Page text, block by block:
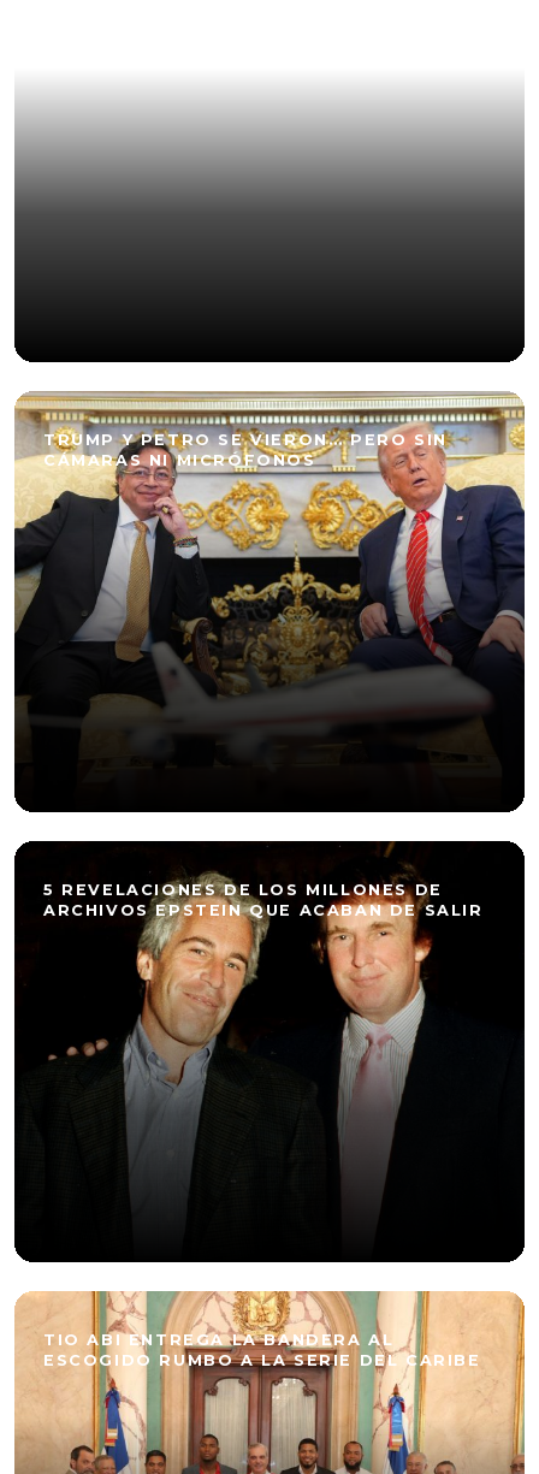
TRUMP Y PETRO SE VIERON… PERO SIN
CÁMARAS NI MICRÓFONOS
5 REVELACIONES DE LOS MILLONES DE
ARCHIVOS EPSTEIN QUE ACABAN DE SALIR
TIO ABI ENTREGA LA BANDERA AL
ESCOGIDO RUMBO A LA SERIE DEL CARIBE